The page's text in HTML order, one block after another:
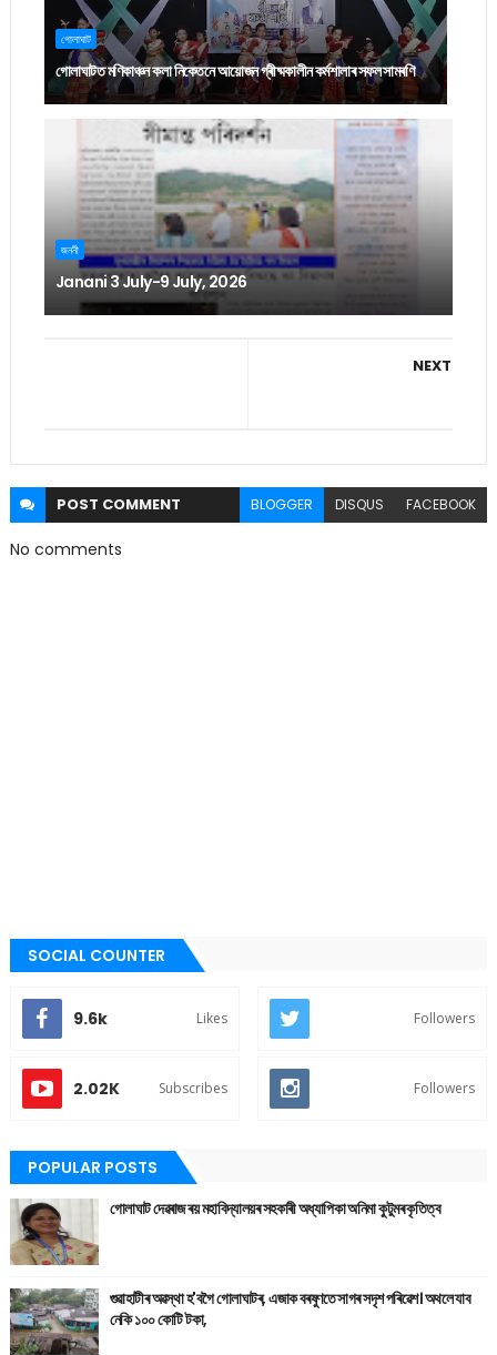
গোলাঘাট
গোলাঘাটত মণিকাঞ্চন কলা নিকেতনে আয়োজন গ্ৰীষ্মকালীন কৰ্মশালাৰ সফল সামৰণি
জননী
Janani 3 July-9 July, 2026
NEXT
POST COMMENT BLOGGER DISQUS FACEBOOK
No comments
SOCIAL COUNTER
9.6k Likes Followers
2.02K Subscribes Followers
POPULAR POSTS
গোলাঘাট দেৱৰাজ ৰয় মহাবিদ্যালয়ৰ সহকাৰী অধ্যাপিকা অনিমা কুটুমৰ কৃতিত্ব
গুৱাহাটীৰ অৱস্থা হ'বগৈ গোলাঘাটৰ, এজাক বৰষুণতে সাগৰ সদৃশ পৰিৱেশ। অথলে যাব
নেকি ১০০ কোটি টকা,